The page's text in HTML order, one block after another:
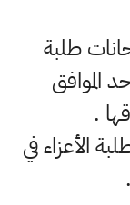
طلبة
الموافق
الأعزاء في